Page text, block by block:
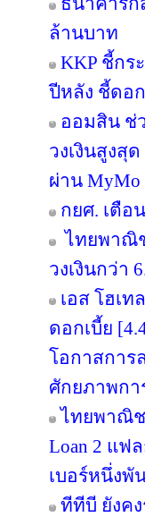
ล้านบาท
KKP ชี้กร
ปีหลัง ชี้ดอก
ออมสิน ช่
วงเงินสูงสุ
ผ่าน
กยศ. เตือ
ไทยพาณิ
วงเงินกว่า
เอส โฮเ
ดอกเบี้ย
โอกาสการ
ศักยภาพกา
ไทยพาณิช
Loan 2 แฟ
เบอร์หนึ่งพั
ทีทีบี ยังค